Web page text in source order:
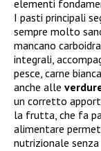
elementi
I pasti principali
sempre molto
mancano
integrali,
pesce, carne
anche alle
un corretto
la frutta, che fa
alimentare
nutrizionale